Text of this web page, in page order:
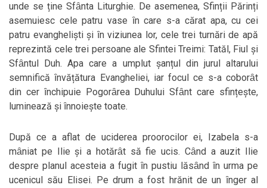
unde se ține Sfȃnta Liturghie. De asemenea, Sfinții Părinți
asemuiesc cele patru vase ȋn care s-a cărat apa, cu cei
patru evangheliști și ȋn viziunea lor, cele trei turnări de apă
reprezintă cele trei persoane ale Sfintei Treimi: Tatăl, Fiul și
Sfȃntul Duh. Apa care a umplut șanțul din jurul altarului
semnifică ȋnvățătura Evangheliei, iar focul ce s-a coborȃt
din cer ȋnchipuie Pogorȃrea Duhului Sfȃnt care sfințește,
luminează și ȋnnoiește toate.
După ce a aflat de uciderea proorocilor ei, Izabela s-a
mȃniat pe Ilie și a hotărȃt să fie ucis. Cȃnd a auzit Ilie
despre planul acesteia a fugit ȋn pustiu lăsȃnd ȋn urma pe
ucenicul său Elisei. Pe drum a fost hrănit de un ȋnger al